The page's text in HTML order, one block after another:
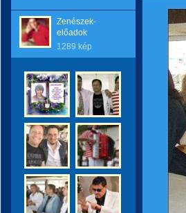
Zenészek-
előadok
1289 kép